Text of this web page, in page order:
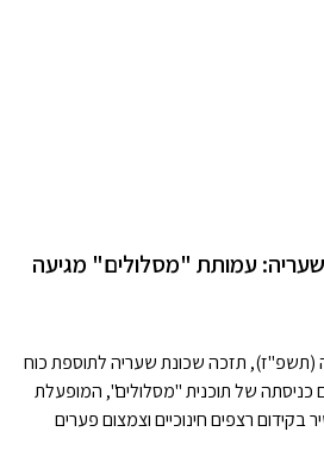
שעריה: עמותת "מסלולים" מגיעה
(תשפ"ז), תזכה שכונת שעריה לתוספת כוח
כניסתה של תוכנית "מסלולים", המופעלת
בקידום רצפים חינוכיים וצמצום פערים